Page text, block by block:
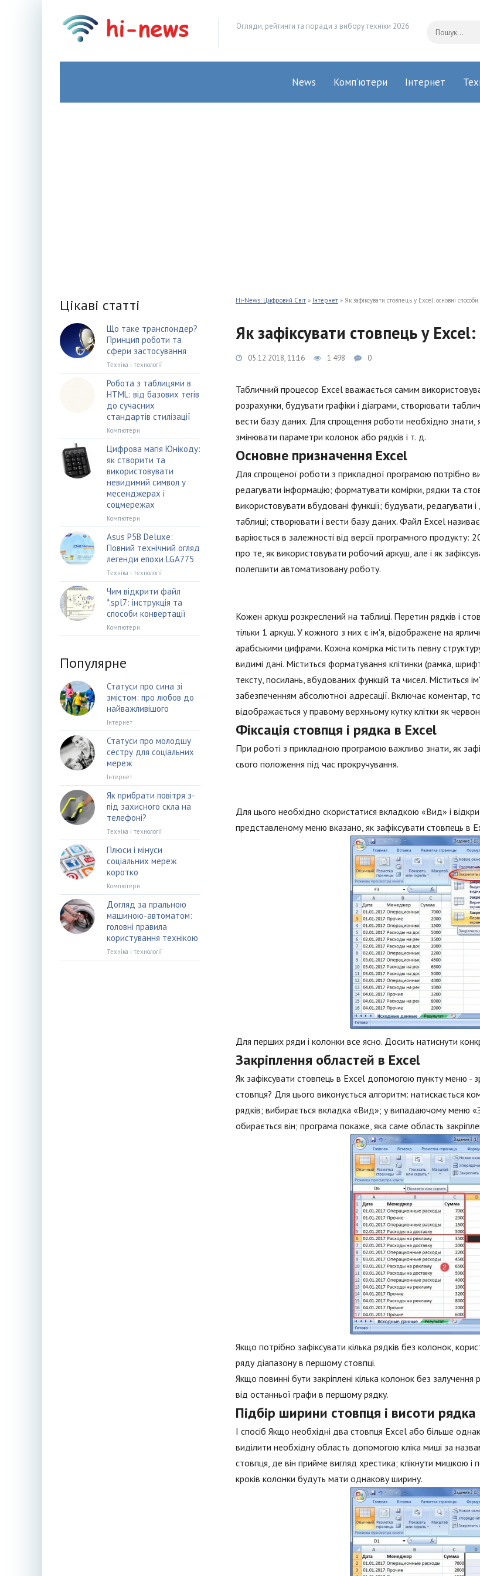
Огляди, рейтинги та поради з вибору техніки 2026
News Комп’ютери Інтернет
Hi-News: Цифровий Світ » Інтернет » Як зафіксувати стовпець у Excel: основні способи
Як зафіксувати стовпець у
05.12.2018, 11:16 1 498 0
Табличний процесор Excel вважається самим
розрахунки, будувати графіки і діаграми, створювати
вести базу даних. Для спрощення роботи необхідно знати,
змінювати параметри колонок або рядків і т. д.
Основне призначення Excel
Для спрощеної роботи з прикладної програмою потрібно
редагувати інформацію; форматувати комірки, рядки та
використовувати вбудовані функції; будувати, редагувати
таблиці; створювати і вести базу даних. Файл Excel
варіюється в залежності від версії програмного
про те, як використовувати робочий аркуш, але і як
полегшити автоматизовану роботу.
Кожен аркуш розкреслений на таблиці. Перетин рядків і
тільки 1 аркуш. У кожного з них є ім'я, відображене на
арабськими цифрами. Кожна комірка містить певну
видимі дані. Міститься форматування клітинки (рамка,
тексту, посилань, вбудованих функцій та чисел. Міститься
забезпеченням абсолютної адресації. Включає коментар,
відображається у правому верхньому кутку клітки як
Фіксація стовпця і рядка в Excel
При роботі з прикладною програмою важливо знати, як
свого положення під час прокручування.
Для цього необхідно скористатися вкладкою «Вид» і
представленому меню вказано, як зафіксувати стовпець в
Для перших ряди і колонки все ясно. Досить натиснути
Закріплення областей в Excel
Як зафіксувати стовпець в Excel допомогою пункту меню -
стовпця? Для цього виконується алгоритм: натискається
рядків; вибирається вкладка «Вид»; у випадаючому меню
обирається він; програма покаже, яка саме область
Якщо потрібно зафіксувати кілька рядків без колонок,
ряду діапазону в першому стовпці.
Якщо повинні бути закріплені кілька колонок без
від останньої графи в першому рядку.
Підбір ширини стовпця і висоти рядка
I спосіб Якщо необхідні два стовпця Excel або більше
виділити необхідну область допомогою кліка миші за
стовпця, де він прийме вигляд хрестика; клікнути мишкою
кроків колонки будуть мати однакову ширину.
Цікаві статті
Що таке транспондер?
Принцип роботи та
сфери застосування
Техніка і технології
Робота з таблицями в
HTML: від базових тегів
до сучасних
стандартів стилізації
Компютери
Цифрова магія Юнікоду:
як створити та
використовувати
невидимий символ у
месенджерах і
соцмережах
Компютери
Asus P5B Deluxe:
Повний технічний огляд
легенди епохи LGA775
Техніка і технології
Чим відкрити файл
*.spl7: інструкція та
способи конвертації
Компютери
Популярне
Статуси про сина зі
змістом: про любов до
найважливішого
Інтернет
Статуси про молодшу
сестру для соціальних
мереж
Інтернет
Як прибрати повітря з-
під захисного скла на
телефоні?
Техніка і технології
Плюси і мінуси
соціальних мереж
коротко
Компютери
Догляд за пральною
машиною-автоматом:
головні правила
користування технікою
Техніка і технології